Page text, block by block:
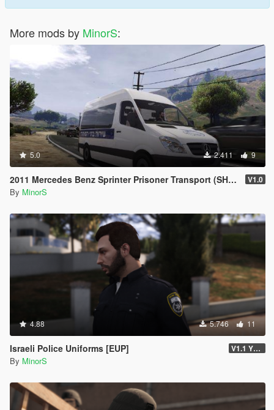
More mods by MinorS:
5.0 2.411 9
2011 Mercedes Benz Sprinter Prisoner Transport (SHABAS) V1.0
By MinorS
4.88 5.746 11
Israeli Police Uniforms [EUP] V1.1 YTD VERSION
By MinorS